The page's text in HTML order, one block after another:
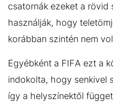
csatornák ezeket a rövid
használják, hogy
korábban szintén nem
Egyébként a FIFA ezt a
indokolta, hogy senkivel
így a helyszínektől